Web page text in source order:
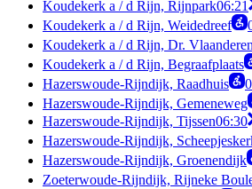
Koudekerk a / d Rijn, Rijnpark06:21
Koudekerk a / d Rijn, Weidedreef
Koudekerk a / d Rijn, Dr.
Koudekerk a / d Rijn, Begraafplaats
Hazerswoude-Rijndijk, Raadhuis
Hazerswoude-Rijndijk, Gemeneweg
Hazerswoude-Rijndijk, Tijssen06:30
Hazerswoude-Rijndijk,
Hazerswoude-Rijndijk, Groenendijk
Zoeterwoude-Rijndijk, Rijneke